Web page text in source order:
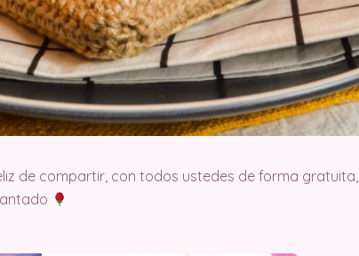
de compartir, con todos ustedes de forma gratuita,